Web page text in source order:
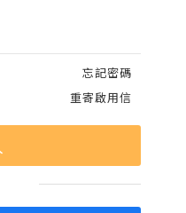
忘記密碼
重寄啟用信